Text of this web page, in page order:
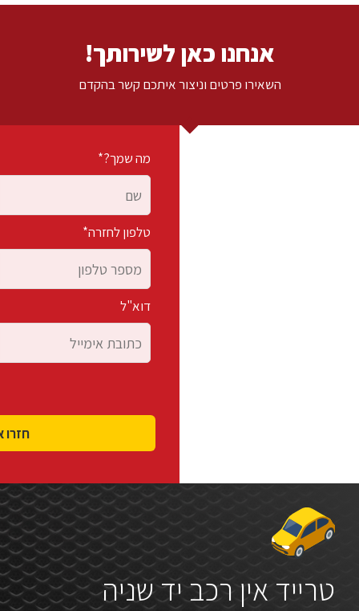
אנחנו כאן לשירותך!
השאירו פרטים וניצור איתכם קשר בהקדם
מה שמך?*
טלפון לחזרה*
דוא"ל
טרייד אין רכב יד שניה